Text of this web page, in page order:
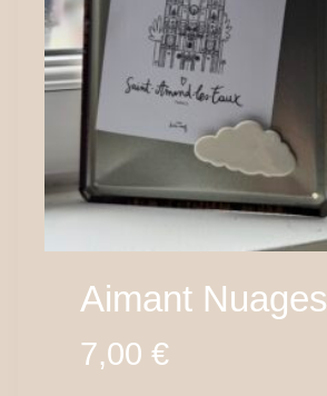
Aimant Nuages
7,00 €